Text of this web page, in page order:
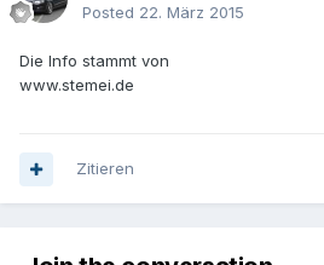
Posted 22. März 2015
Die Info stammt von
www.stemei.de
Zitieren